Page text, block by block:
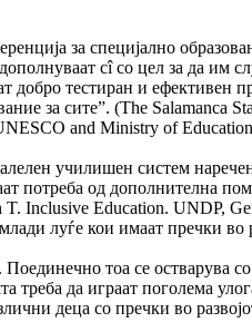
за специјално
сî со цел за да им
добро тестиран и ефективен
за сите”. (The Salamanca
and Ministry of
училишен систем
потреба од дополнителна
T. Inclusive Education. UNDP,
луѓе кои имаат пречки во
тоа се остварува
треба да играат поголема
деца со пречки во